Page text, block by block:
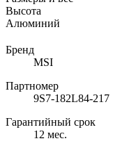
Высота
Алюминий
Бренд
MSI
Партномер
9S7-182L84-217
Гарантийный срок
12 мес.